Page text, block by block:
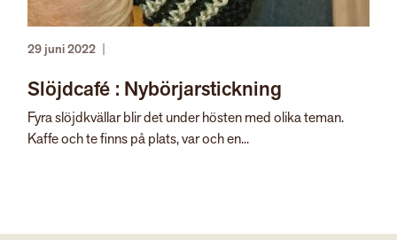
29 juni 2022 |
Slöjdcafé : Nybörjarstickning
Fyra slöjdkvällar blir det under hösten med olika teman.
Kaffe och te finns på plats, var och en...